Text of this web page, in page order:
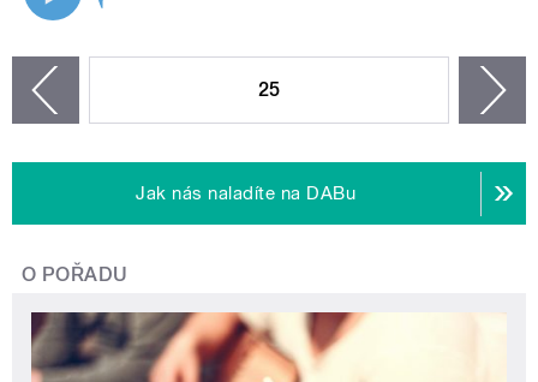
25
Jak nás naladíte na DABu
O POŘADU